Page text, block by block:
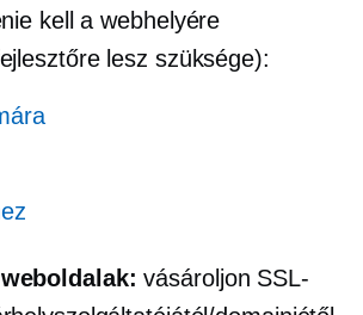
kell a webhelyére
lesz szüksége):
weboldalak: vásároljon SSL-